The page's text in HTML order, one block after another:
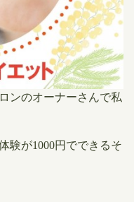
ンのオーナーさんで私
験が1000円でできるそ